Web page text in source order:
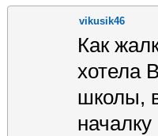
vikusik46
Как
хотела
школы,